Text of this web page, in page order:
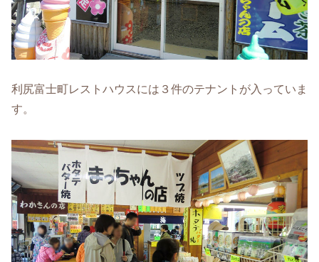
利尻富士町レストハウスには３件のテナントが入っていま
す。